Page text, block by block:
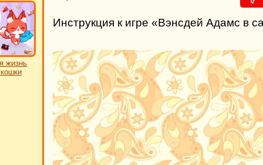
жизнь
Инструкция к игре «Вэнсдей Адамс в